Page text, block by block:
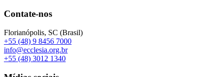
Contate-nos
Florianópolis, SC (Brasil)
+55 (48) 9 8456 7000
info@ecclesia.org.br
+55 (48) 3012 1340